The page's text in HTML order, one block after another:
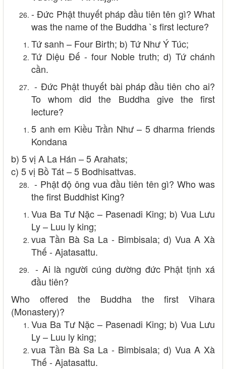
- Đức Phật thuyết pháp đầu tiên tên gì? What
was the name of the Buddha `s first lecture?
Tứ sanh – Four Birth; b) Tứ Như Ý Túc;
Tứ Diệu Đế - four Noble truth; d) Tứ chánh
cần.
- Đức Phật thuyết bài pháp đầu tiên cho ai?
To whom did the Buddha give the first
lecture?
5 anh em Kiều Trần Như – 5 dharma friends
Kondana
b) 5 vị A La Hán – 5 Arahats;
c) 5 vị Bồ Tát – 5 Bodhisattvas.
- Phật độ ông vua đầu tiên tên gì? Who was
the first Buddhist King?
Vua Ba Tư Nặc – Pasenadi King; b) Vua Lưu
Ly – Luu ly king;
vua Tần Bà Sa La - Bimbisala; d) Vua A Xà
Thế - Ajatasattu.
- Ai là người cúng dường đức Phật tịnh xá
đầu tiên?
Who offered the Buddha the first Vihara
(Monastery)?
Vua Ba Tư Nặc – Pasenadi King; b) Vua Lưu
Ly – Luu ly king;
vua Tần Bà Sa La - Bimbisala; d) Vua A Xà
Thế - Ajatasattu.